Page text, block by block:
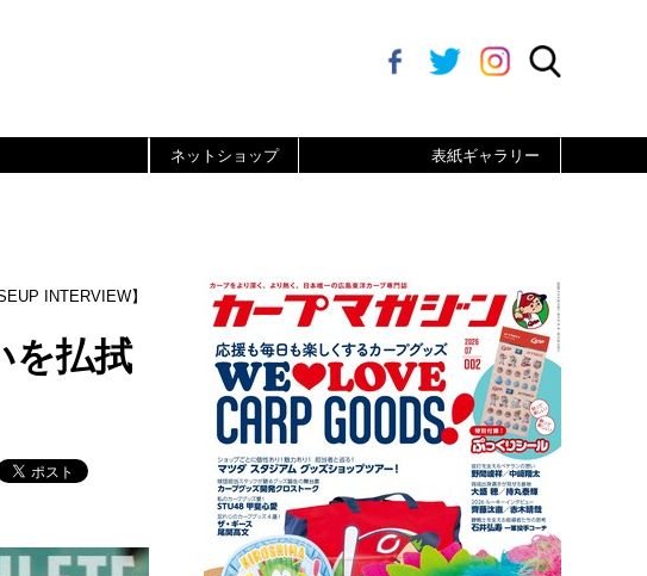
ネットショップ 表紙ギャラリー
INTERVIEW】
を払拭